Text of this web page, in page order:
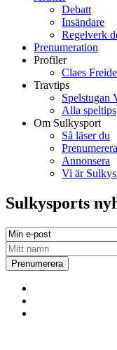
Debatt
Insändare
Regelverk
Prenumeration
Profiler
Claes
Travtips
Spelstugan
Alla speltips
Om Sulkysport
Så läser du
Annonsera
Vi är
Sulkysports